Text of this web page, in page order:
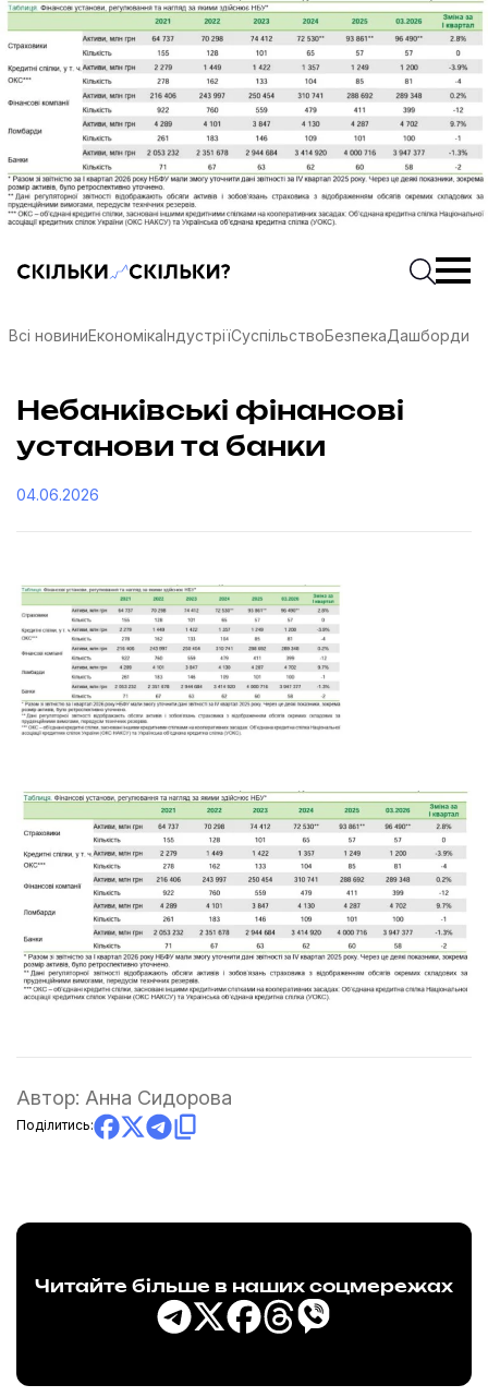
Скільки-скільки? — Медіа про суспільні даніПочати
Всі новиниЕкономікаІндустріїСуспільствоБезпекаДашборди
Небанківські фінансові
установи та банки
04.06.2026
Автор: Анна Сидорова
Поділитись:
Читайте більше в наших соцмережах